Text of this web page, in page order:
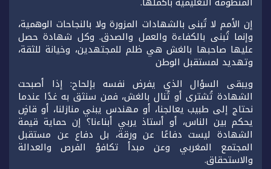
إن الأمم لا تُبنى بالشهادات المزورة ولا بالنجاحات الوهمية،
وإنما تُبنى بالكفاءة والعمل والصدق. وكل شهادة حصل
عليها صاحبها بالغش هي ظلم للمجتهدين، وخيانة للثقة،
وتهديد لمستقبل الوطن
ويبقى السؤال الذي يفرض نفسه بإلحاح: إذا أصبحت
الشهادة تُشترى أو تُنال بالغش، فمن سنثق به غدًا عندما
نحتاج إلى طبيب يعالجنا، أو مهندس يبني منازلنا، أو قاضٍ
يحكم بين الناس، أو أستاذ يربي أبناءنا؟ إن حماية قيمة
الشهادة ليست دفاعًا عن ورقة، بل دفاع عن مستقبل
المجتمع المغربي وعن مبدأ تكافؤ الفرص والعدالة
والاستحقاق.